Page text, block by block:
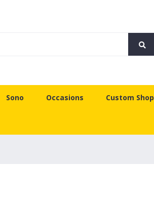
Sono Occasions Custom Shop